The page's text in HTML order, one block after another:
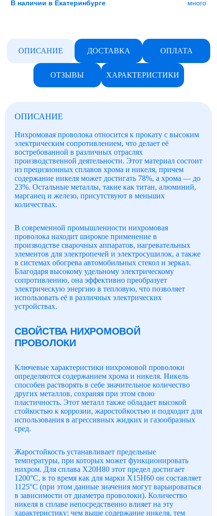
В наличии в Екатеринбурге много
ОПИСАНИЕ ДОСТАВКА ОПЛАТА
ОТЗЫВЫ ХАРАКТЕРИСТИКИ
ОПИСАНИЕ
Нихромовая проволока относится к прокату с высоким
электрическим сопротивлением, что делает её
востребованной в различных отраслях
производственной деятельности. Этот материал состоит
из прецизионных сплавов хрома и никеля, причем
содержание никеля может достигать 78%, а хрома — до
23%. Остальные металлы, такие как титан, алюминий,
марганец и железо, присутствуют в меньших
количествах.
В современной промышленности нихромовая
проволока находит широкое применение в
производстве сварочных аппаратов, нагревательных
элементов для электропечей и электросушилок, а также
в системах обогрева автомобильных стекол и зеркал.
Благодаря высокому удельному электрическому
сопротивлению, она эффективно преобразует
электрическую энергию в тепловую, что позволяет
использовать её в различных электрических
устройствах.
СВОЙСТВА НИХРОМОВОЙ
ПРОВОЛОКИ
Ключевые характеристики нихромовой проволоки
определяются содержанием хрома и никеля. Никель
способен растворять в себе значительное количество
других металлов, сохраняя при этом свою
пластичность. Этот металл также обладает высокой
стойкостью к коррозии, жаростойкостью и подходит для
использования в агрессивных жидких и газообразных
сред.
Жаростойкость устанавливает предельные
температуры, при которых может функционировать
нихром. Для сплава Х20Н80 этот предел достигает
1200°С, в то время как для марки Х15Н60 он составляет
1125°С (при этом данные значения могут варьироваться
в зависимости от диаметра проволоки). Количество
никеля в сплаве непосредственно влияет на эту
характеристику: чем выше содержание никеля, тем